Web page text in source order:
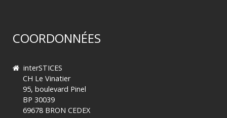
COORDONNÉES
interSTICES
CH Le Vinatier
95, boulevard Pinel
BP 30039
69678 BRON CEDEX